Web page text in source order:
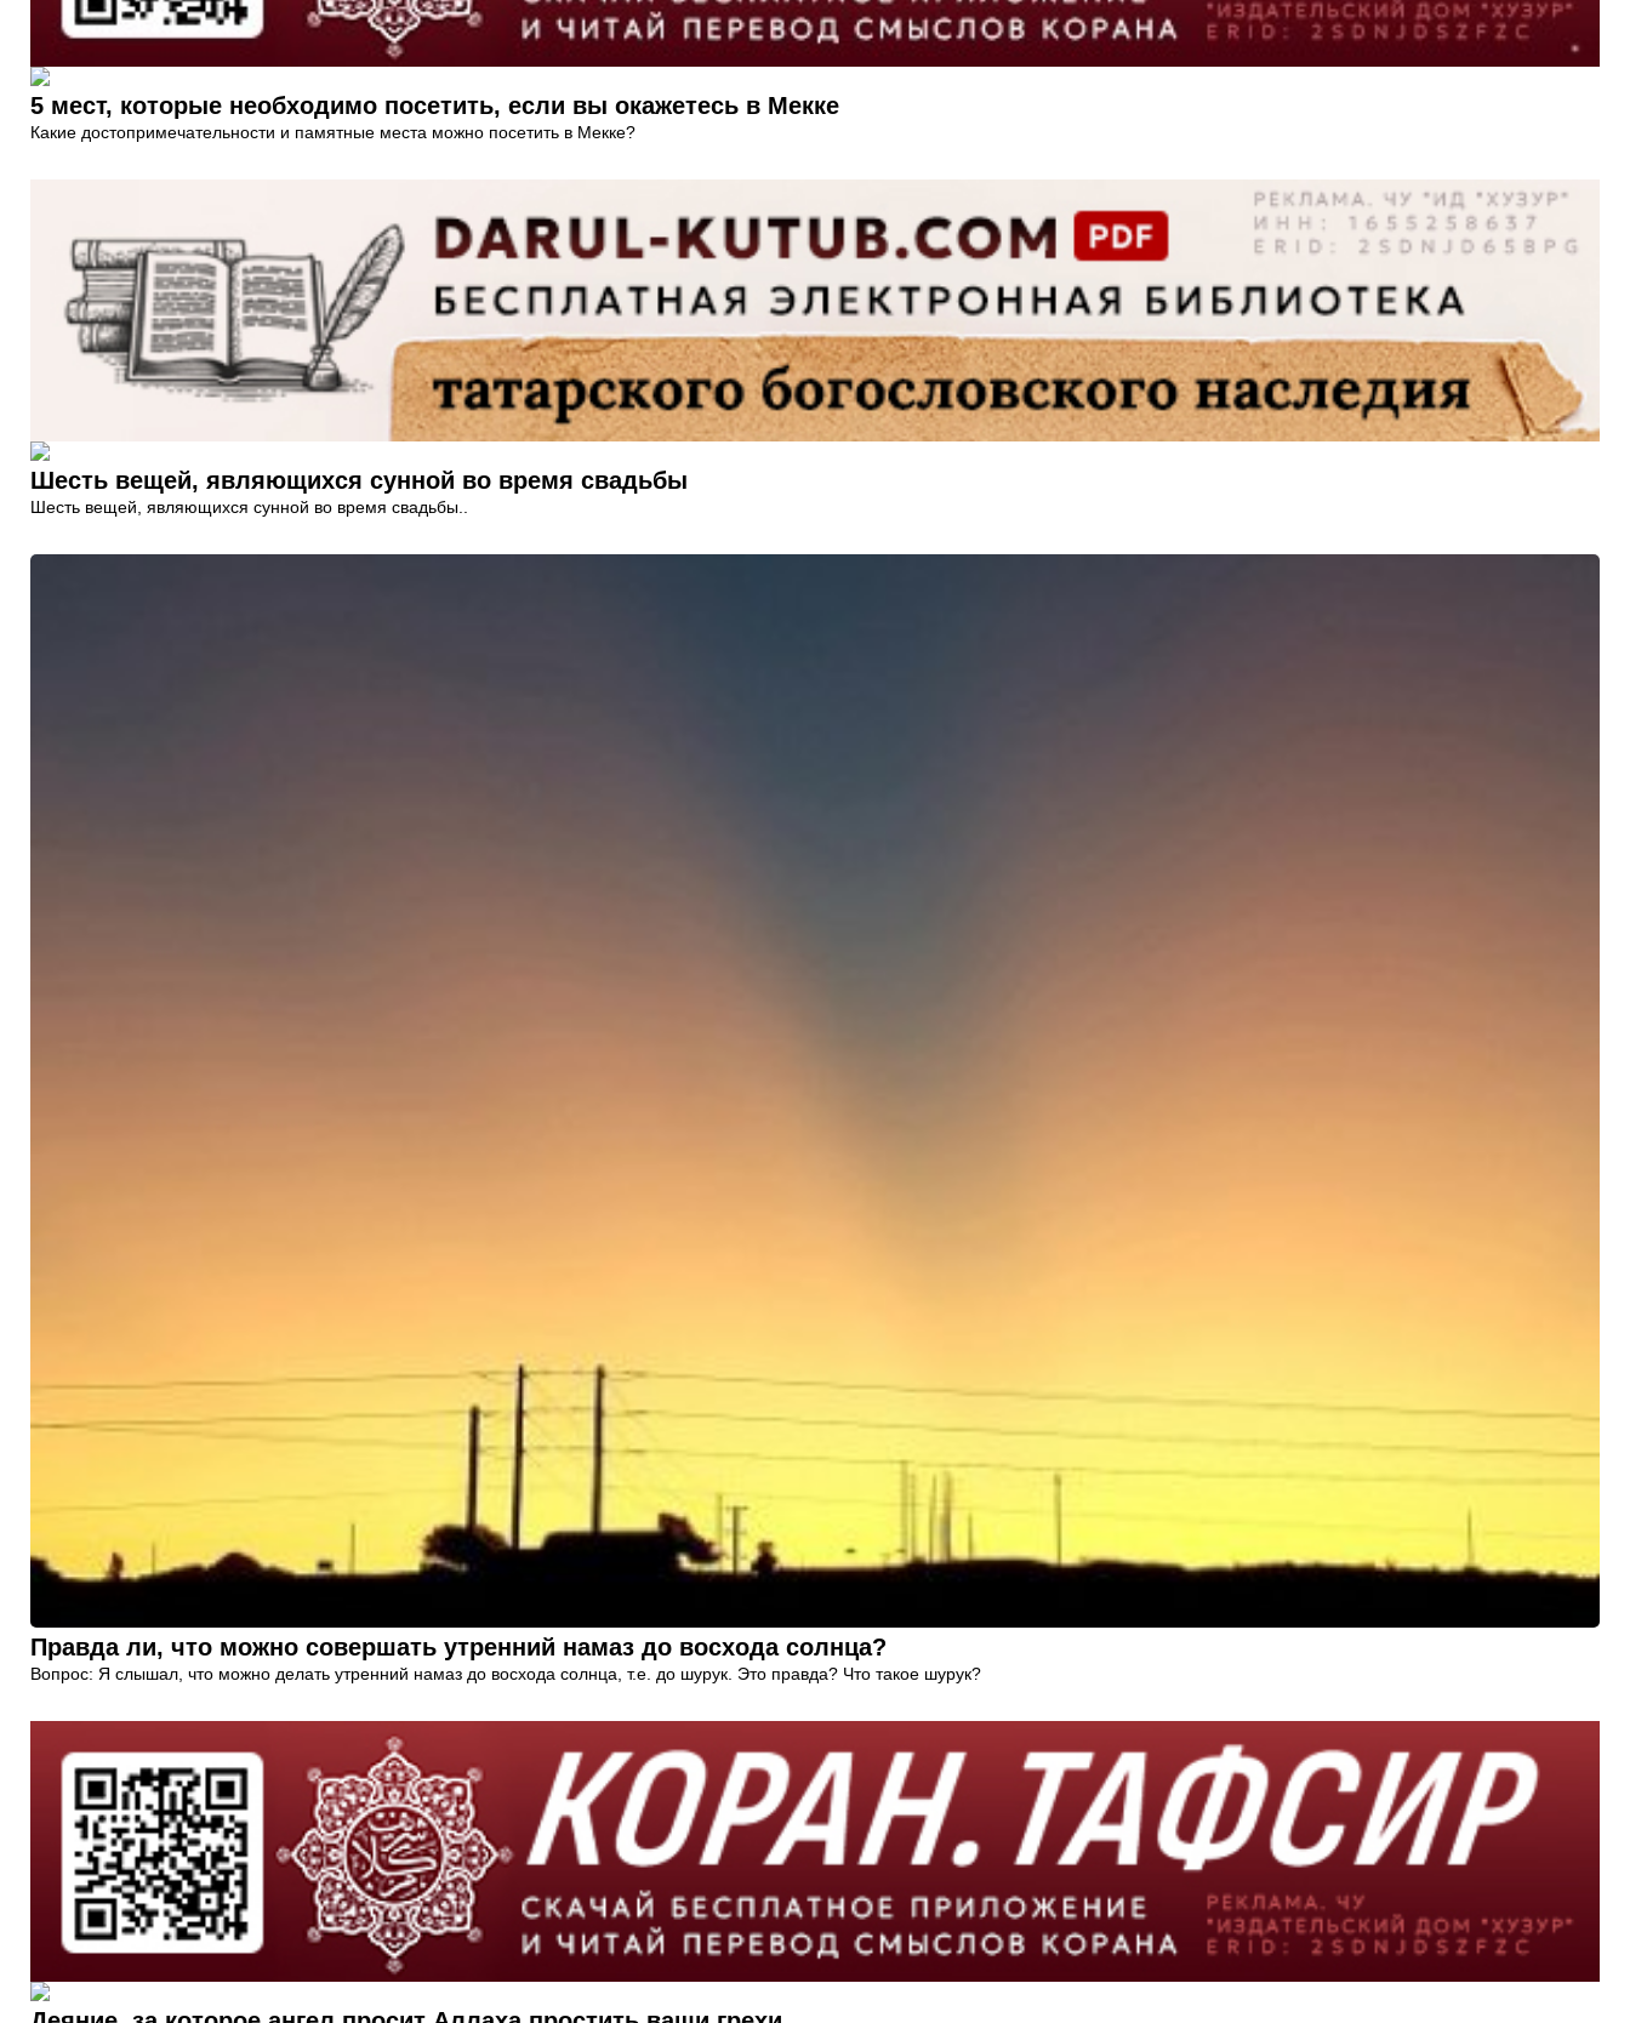
5 мест, которые необходимо посетить, если вы окажетесь в Мекке
Какие достопримечательности и памятные места можно посетить в Мекке?
Шесть вещей, являющихся сунной во время свадьбы
Шесть вещей, являющихся сунной во время свадьбы..
Правда ли, что можно совершать утренний намаз до восхода солнца?
Вопрос: Я слышал, что можно делать утренний намаз до восхода солнца, т.е. до шурук. Это правда? Что такое шурук?